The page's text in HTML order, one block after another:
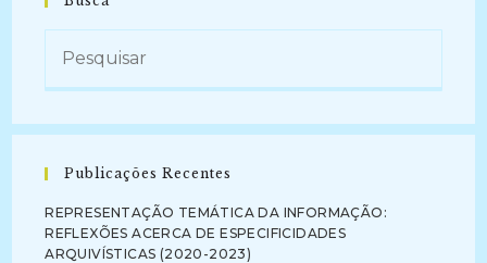
Publicações Recentes
REPRESENTAÇÃO TEMÁTICA DA INFORMAÇÃO:
REFLEXÕES ACERCA DE ESPECIFICIDADES
ARQUIVÍSTICAS (2020-2023)